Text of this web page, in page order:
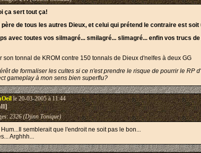
ça sert tout ça!
de tous les autres Dieux, et celui qui prétend le contraire est
avec toutes vos silmagré... smilagré... slimagré... enfin vos trucs
son tonnal de KROM contre 150 tonnals de Dieux d'nelfes à deux GG
de formaliser les cultes si ce n'est prendre le risque de pourrir le
gameplay à mon sens bien superflu?
le 20-03-2005 à 11:44
2326 (Djinn Tonique)
semblerait que l'endroit ne soit pas le bon...
Arghhh...